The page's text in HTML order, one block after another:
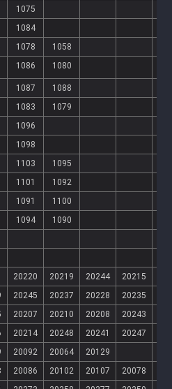
1075
1084
1078
1058
1086 1080
1087
1088
1083
1079
1096
1098
1103
1095
1101
1092
1091
1100
1094
1090
20220 20219 20244 20215
20245 20237 20228 20235
20207 20210 20208 20243
20214 20248 20241 20247
20092 20064
20129
20086 20102 20107
20078